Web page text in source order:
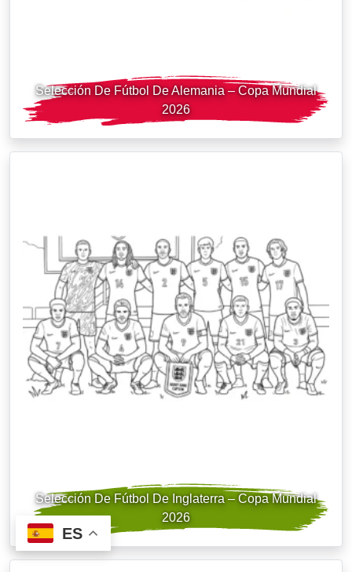
Selección De Fútbol De Alemania – Copa Mundial
2026
Selección De Fútbol De Inglaterra – Copa Mundial
2026
ES